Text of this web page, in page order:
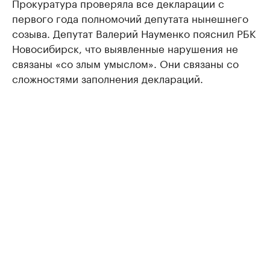
первого года полномочий депутата нынешнего
созыва. Депутат Валерий Науменко пояснил РБК
Новосибирск, что выявленные нарушения не
связаны «со злым умыслом». Они связаны со
сложностями заполнения деклараций.